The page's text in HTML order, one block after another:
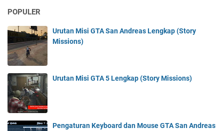
POPULER
Urutan Misi GTA San Andreas Lengkap (Story
Missions)
Urutan Misi GTA 5 Lengkap (Story Missions)
Pengaturan Keyboard dan Mouse GTA San Andreas